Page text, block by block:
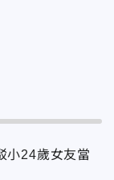
小24歲女友當